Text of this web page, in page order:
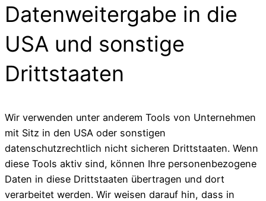
Datenweitergabe in die
USA und sonstige
Drittstaaten
Wir verwenden unter anderem Tools von Unternehmen
mit Sitz in den USA oder sonstigen
datenschutzrechtlich nicht sicheren Drittstaaten. Wenn
diese Tools aktiv sind, können Ihre personenbezogene
Daten in diese Drittstaaten übertragen und dort
verarbeitet werden. Wir weisen darauf hin, dass in